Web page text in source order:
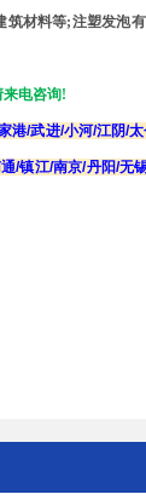
筑材料等;注塑发泡
来电咨询!
港/武进/小河/江阴/
/镇江/南京/丹阳/无